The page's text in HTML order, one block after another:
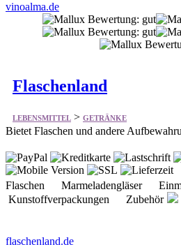
vinoalma.de
Flaschenland
LEBENSMITTEL > GETRÄNKE
Bietet Flaschen und andere
Flaschen Marmeladengläser
Kunstoffverpackungen Zubehör
flaschenland.de